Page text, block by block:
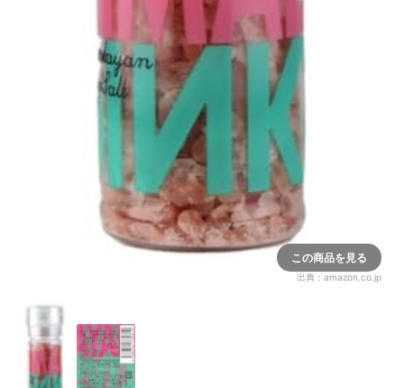
この商品を見る
出典： amazon.co.jp